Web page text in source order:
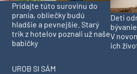
Pridajte túto surovinu do
prania, obliečky budú
hladšie a pevnejšie. Starý
trik z hotelov poznali už naše
babičky
Deti
V
ich
UROB SI SÁM